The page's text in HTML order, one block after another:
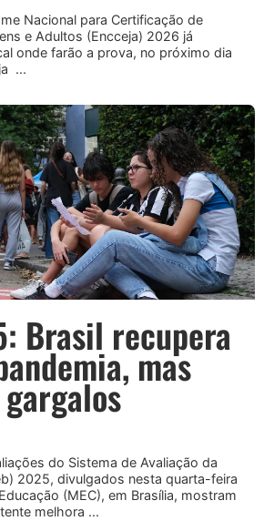
Nacional para Certificação de
e Adultos (Encceja) 2026 já
onde farão a prova, no próximo dia
...
Brasil recupera
mas
do Sistema de Avaliação da
2025, divulgados nesta quarta-feira
(MEC), em Brasília, mostram
melhora ...